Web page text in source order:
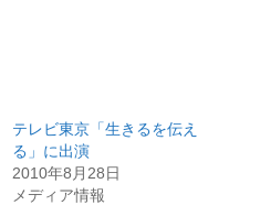
テレビ東京「生きるを伝え
る」に出演
2010年8月28日
メディア情報